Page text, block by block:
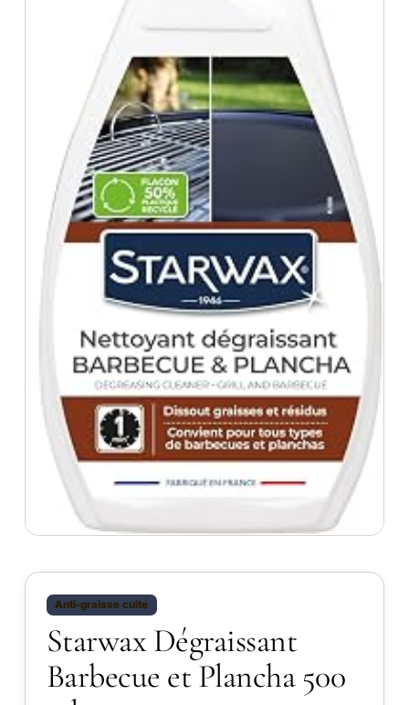
Anti-graisse cuite
Starwax Dégraissant
Barbecue et Plancha 500